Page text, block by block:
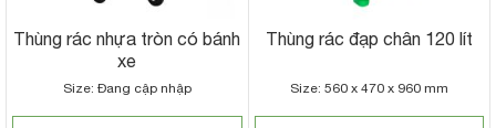
Thùng rác nhựa tròn có bánh
xe
Size: Đang cập nhập
Thùng rác đạp chân 120 lít
Size: 560 x 470 x 960 mm